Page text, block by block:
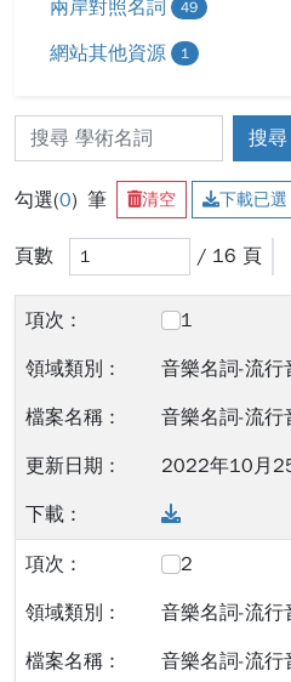
兩岸對照名詞 49
網站其他資源 1
搜尋
勾選(0) 筆 清空 下載已選
輸入頁碼後，當您離開此輸入
頁數 / 16 頁
搜尋結果已更新
1
音樂名詞-流行
音樂名詞-流行
2022年10月
Download
2
音樂名詞-流行
音樂名詞-流行